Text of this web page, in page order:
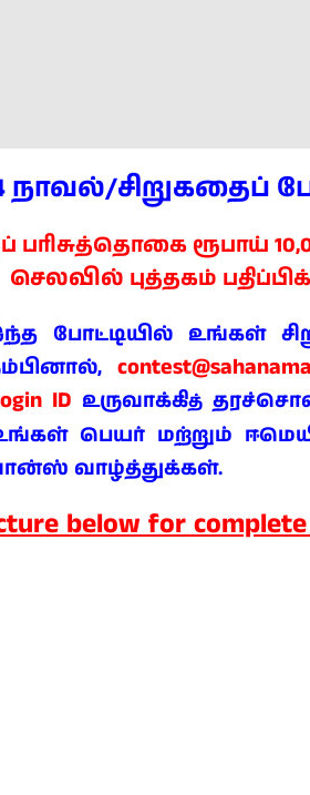
நாவல்/சிறுகதைப்
ரூபாய்
செலவில் புத்தகம்
போட்டியில் உங்கள்
ID உருவாக்கித்
பெயர் மற்றும் ஈமெயில்
வாழ்த்துக்கள்.
below for